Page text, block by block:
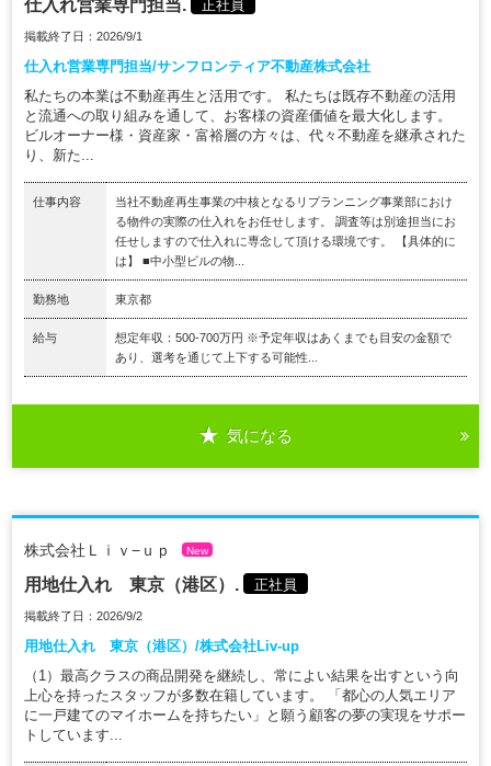
仕入れ営業専門担当. 正社員
掲載終了日：2026/9/1
仕入れ営業専門担当/サンフロンティア不動産株式会社
私たちの本業は不動産再生と活用です。 私たちは既存不動産の活用
と流通への取り組みを通して、お客様の資産価値を最大化します。
ビルオーナー様・資産家・富裕層の方々は、代々不動産を継承された
り、新た...
仕事内容
当社不動産再生事業の中核となるリプランニング事業部におけ
る物件の実際の仕入れをお任せします。 調査等は別途担当にお
任せしますので仕入れに専念して頂ける環境です。 【具体的に
は】 ■中小型ビルの物...
勤務地 東京都
給与
想定年収：500-700万円 ※予定年収はあくまでも目安の金額で
あり、選考を通じて上下する可能性...
気になる
株式会社Ｌｉｖ−ｕｐ New
用地仕入れ 東京（港区）. 正社員
掲載終了日：2026/9/2
用地仕入れ 東京（港区）/株式会社Liv-up
（1）最高クラスの商品開発を継続し、常によい結果を出すという向
上心を持ったスタッフが多数在籍しています。 「都心の人気エリア
に一戸建てのマイホームを持ちたい」と願う顧客の夢の実現をサポー
トしています...